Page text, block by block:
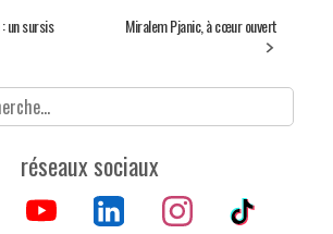
un sursis
Miralem Pjanic, à cœur ouvert
réseaux sociaux